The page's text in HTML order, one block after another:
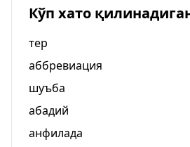
Кўп хато
тер
аббревиация
шуъба
абадий
анфилада